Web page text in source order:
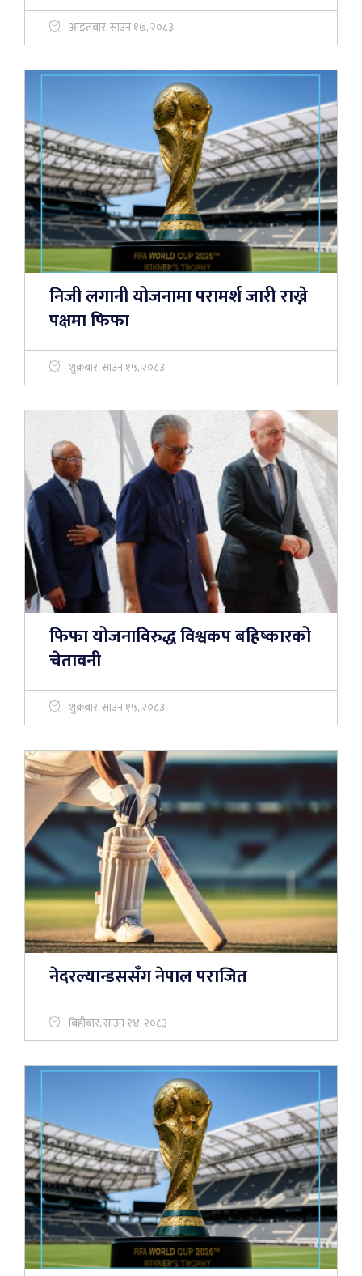
आइतबार, साउन १७, २०८३
निजी लगानी योजनामा परामर्श जारी राख्ने
पक्षमा फिफा
शुक्रबार, साउन १५, २०८३
फिफा योजनाविरुद्ध विश्वकप बहिष्कारको
चेतावनी
शुक्रबार, साउन १५, २०८३
नेदरल्यान्डससँग नेपाल पराजित
बिहीबार, साउन १४, २०८३